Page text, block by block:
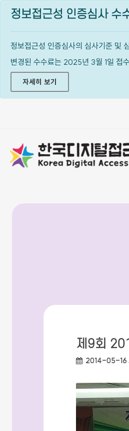
정보접근성 인증심사 수
정보접근성 인증심사의 심사기준 및
변경된 수수료는 2025년 3월 1일 접
자세히 보기
제9회
작성일:
2014-05-16